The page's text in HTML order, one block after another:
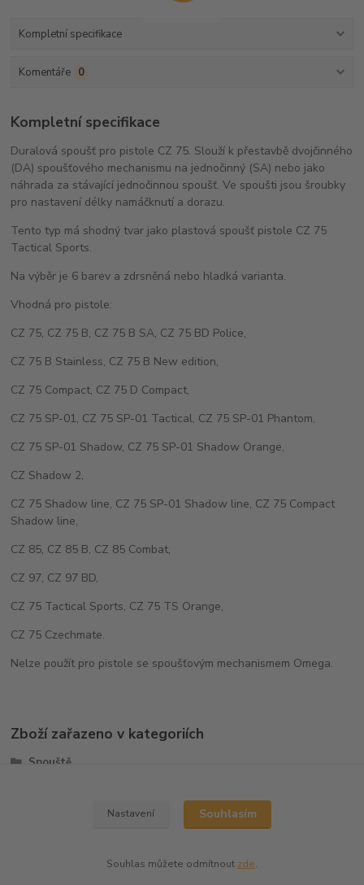
Kompletní specifikace
Komentáře 0
Kompletní specifikace
Duralová spoušť pro pistole CZ 75. Slouží k přestavbě dvojčinného
(DA) spoušťového mechanismu na jednočinný (SA) nebo jako
náhrada za stávající jednočinnou spoušť. Ve spoušti jsou šroubky
pro nastavení délky namáčknutí a dorazu.
Tento typ má shodný tvar jako plastová spoušť pistole CZ 75
Tactical Sports.
Na výběr je 6 barev a zdrsněná nebo hladká varianta.
Vhodná pro pistole:
CZ 75, CZ 75 B, CZ 75 B SA, CZ 75 BD Police,
CZ 75 B Stainless, CZ 75 B New edition,
CZ 75 Compact, CZ 75 D Compact,
CZ 75 SP-01, CZ 75 SP-01 Tactical, CZ 75 SP-01 Phantom,
CZ 75 SP-01 Shadow, CZ 75 SP-01 Shadow Orange,
CZ Shadow 2,
CZ 75 Shadow line, CZ 75 SP-01 Shadow line, CZ 75 Compact
Shadow line,
CZ 85, CZ 85 B, CZ 85 Combat,
CZ 97, CZ 97 BD,
CZ 75 Tactical Sports, CZ 75 TS Orange,
CZ 75 Czechmate.
Nelze použít pro pistole se spoušťovým mechanismem Omega.
Zboží zařazeno v kategoriích
Spouště
Nastavení Souhlasím
Souhlas můžete odmítnout zde.